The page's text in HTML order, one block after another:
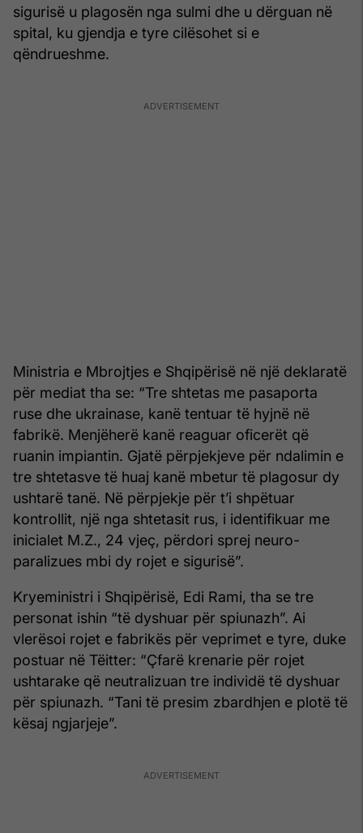
sigurisë u plagosën nga sulmi dhe u dërguan në
spital, ku gjendja e tyre cilësohet si e
qëndrueshme.
Ministria e Mbrojtjes e Shqipërisë në një deklaratë
për mediat tha se: “Tre shtetas me pasaporta
ruse dhe ukrainase, kanë tentuar të hyjnë në
fabrikë. Menjëherë kanë reaguar oficerët që
ruanin impiantin. Gjatë përpjekjeve për ndalimin e
tre shtetasve të huaj kanë mbetur të plagosur dy
ushtarë tanë. Në përpjekje për t’i shpëtuar
kontrollit, një nga shtetasit rus, i identifikuar me
inicialet M.Z., 24 vjeç, përdori sprej neuro-
paralizues mbi dy rojet e sigurisë”.
Kryeministri i Shqipërisë, Edi Rami, tha se tre
personat ishin “të dyshuar për spiunazh”. Ai
vlerësoi rojet e fabrikës për veprimet e tyre, duke
postuar në Tëitter: “Çfarë krenarie për rojet
ushtarake që neutralizuan tre individë të dyshuar
për spiunazh. “Tani të presim zbardhjen e plotë të
kësaj ngjarjeje”.